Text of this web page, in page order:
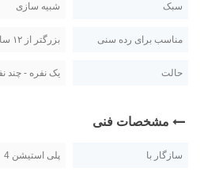
سبک شبیه سازی
مناسب برای رده سنی بزرگتر از ۱۲ سال
حالت یک نفره - چند
مشخصات فنی
سازگار با پلی استیشن 4